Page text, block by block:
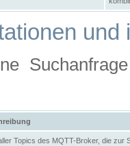
und
aller Topics des MQTT-Broker, die zur